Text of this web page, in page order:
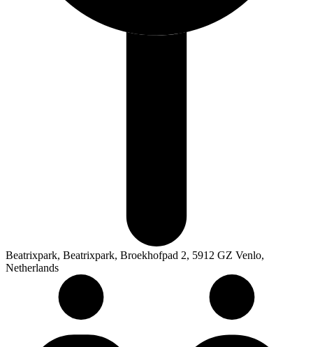
Beatrixpark, Beatrixpark, Broekhofpad 2, 5912 GZ Venlo,
Netherlands